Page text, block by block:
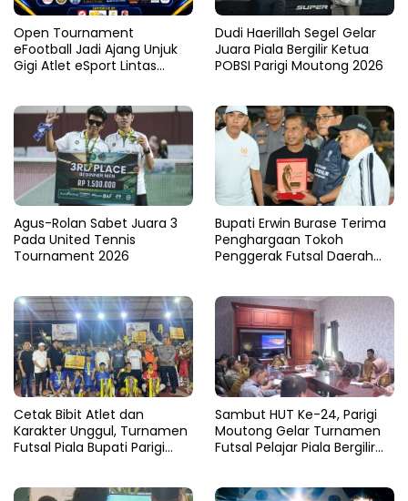
Open Tournament
eFootball Jadi Ajang Unjuk
Gigi Atlet eSport Lintas
Dudi Haerillah Segel Gelar
Juara Piala Bergilir Ketua
POBSI Parigi Moutong 2026
Agus-Rolan Sabet Juara 3
Pada United Tennis
Tournament 2026
Bupati Erwin Burase Terima
Penghargaan Tokoh
Penggerak Futsal Daerah
Cetak Bibit Atlet dan
Karakter Unggul, Turnamen
Futsal Piala Bupati Parigi
Sambut HUT Ke-24, Parigi
Moutong Gelar Turnamen
Futsal Pelajar Piala Bergilir